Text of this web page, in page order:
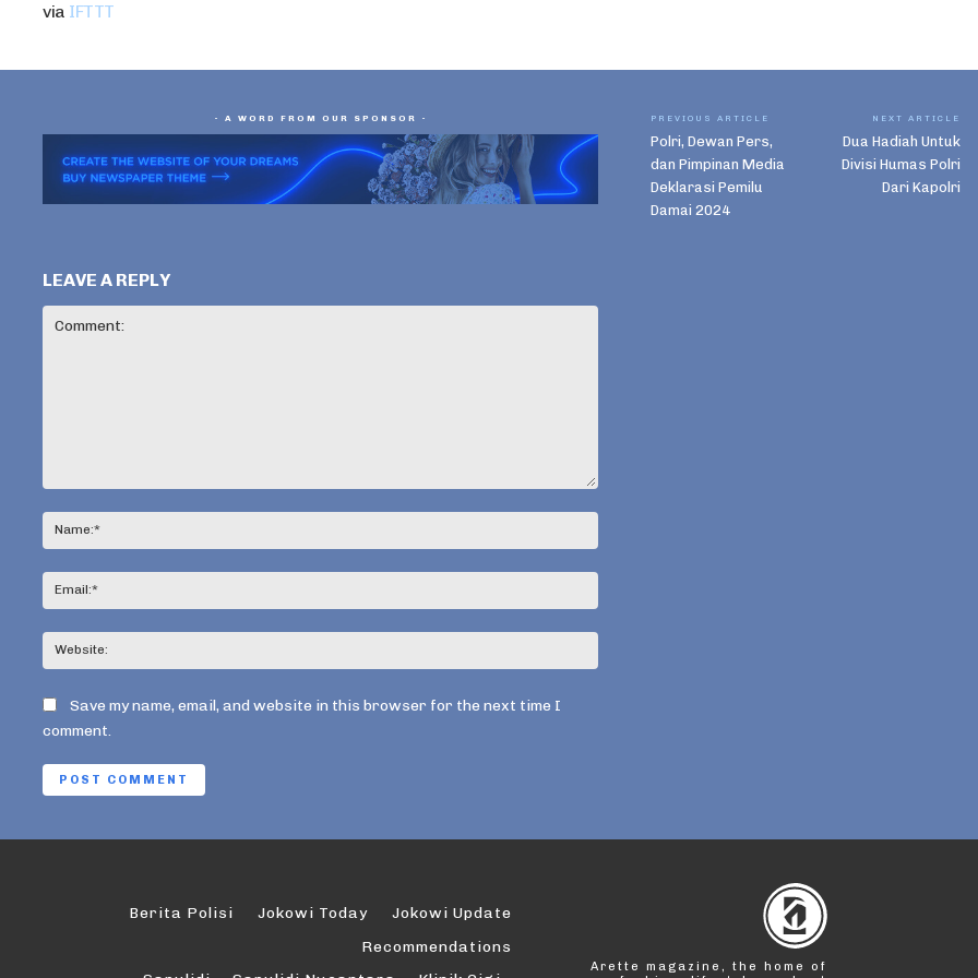
via IFTTT
- A WORD FROM OUR SPONSOR -
LEAVE A REPLY
Save my name, email, and website in this browser for the next time I
comment.
PREVIOUS ARTICLE
Polri, Dewan Pers,
dan Pimpinan Media
Deklarasi Pemilu
Damai 2024
NEXT ARTICLE
Dua Hadiah Untuk
Divisi Humas Polri
Dari Kapolri
Berita Polisi Jokowi Today
Jokowi Update
Recommendations
Arette magazine, the home of